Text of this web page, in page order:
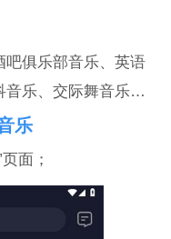
吧俱乐部音乐、英语
音乐、交际舞音乐…
乐
面；